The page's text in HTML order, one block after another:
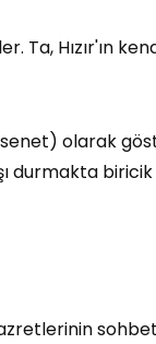
Hızır'ın
olarak
durmakta